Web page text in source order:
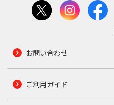
お問い合わせ
ご利用ガイド